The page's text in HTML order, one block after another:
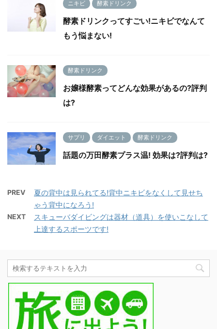
ニキビ 酵素ドリンク
酵素ドリンクってすごい!ニキビでなんて
もう悩まない!
酵素ドリンク
お嬢様酵素ってどんな効果があるの?評判
は?
サプリ ダイエット 酵素ドリンク
話題の万田酵素プラス温! 効果は?評判は?
PREV
夏の背中は見られてる!背中ニキビをなくして見せち
ゃう背中になろう!
NEXT
スキューバダイビングは器材（道具）を使いこなして
上達するスポーツです!